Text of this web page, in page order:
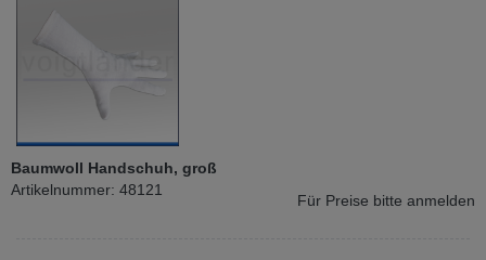
Baumwoll Handschuh, groß
Artikelnummer: 48121
Für Preise bitte anmelden